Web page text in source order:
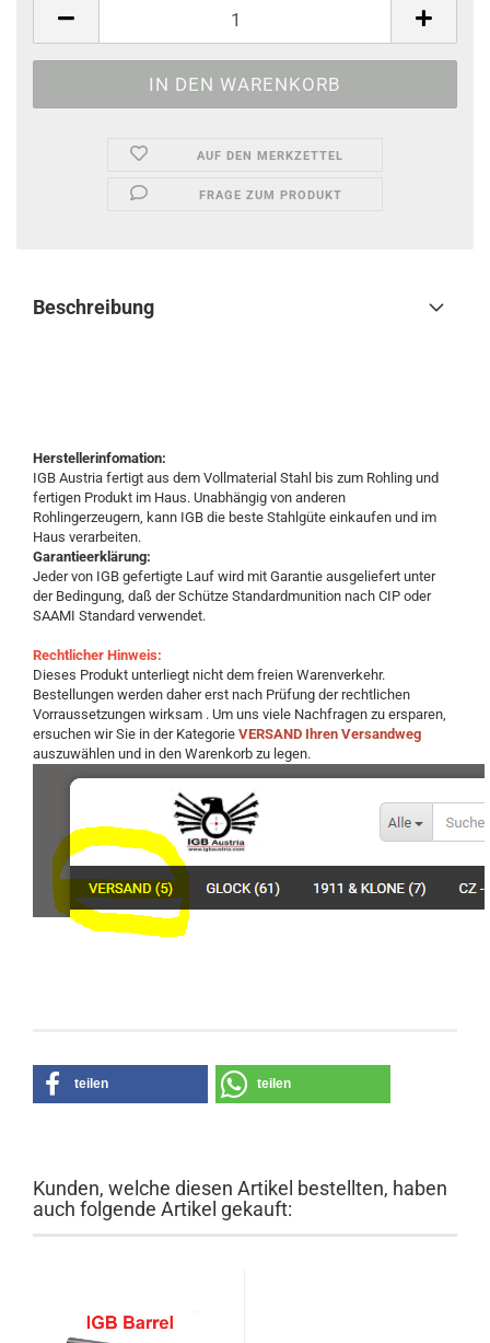
AUF DEN MERKZETTEL
FRAGE ZUM PRODUKT
Beschreibung
Herstellerinfomation:
IGB Austria fertigt aus dem Vollmaterial Stahl bis zum Rohling und
fertigen Produkt im Haus. Unabhängig von anderen
Rohlingerzeugern, kann IGB die beste Stahlgüte einkaufen und im
Haus verarbeiten.
Garantieerklärung:
Jeder von IGB gefertigte Lauf wird mit Garantie ausgeliefert unter
der Bedingung, daß der Schütze Standardmunition nach CIP oder
SAAMI Standard verwendet.
Rechtlicher Hinweis:
Dieses Produkt unterliegt nicht dem freien Warenverkehr.
Bestellungen werden daher erst nach Prüfung der rechtlichen
Vorraussetzungen wirksam . Um uns viele Nachfragen zu ersparen,
ersuchen wir Sie in der Kategorie VERSAND Ihren Versandweg
auszuwählen und in den Warenkorb zu legen.
teilen teilen
Kunden, welche diesen Artikel bestellten, haben
auch folgende Artikel gekauft: